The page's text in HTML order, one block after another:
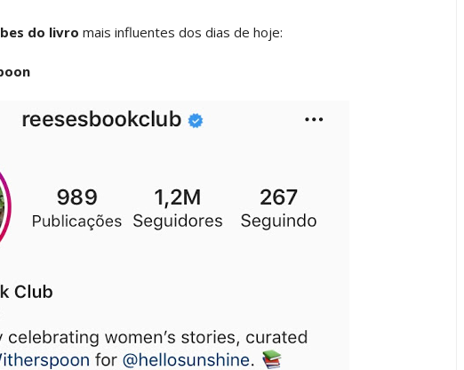
do livro mais influentes dos dias de hoje: